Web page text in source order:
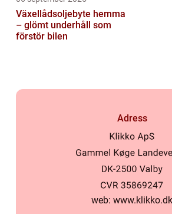
Växellådsoljebyte hemma
– glömt underhåll som
förstör bilen
Adress
web: www.klikko.dk